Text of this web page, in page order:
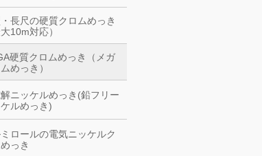
長尺の硬質クロムめっき
大10m対応）
硬質クロムめっき（メガ
めっき）
ニッケルめっき(鉛フリー
ケルめっき)
ロールの電気ニッケルク
っき